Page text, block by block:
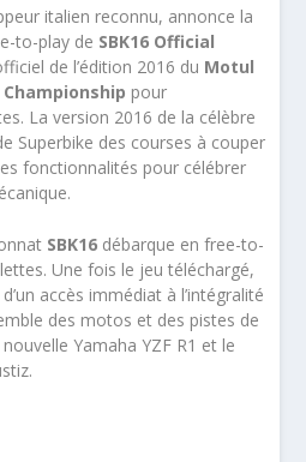
italien reconnu, annonce la
to-play de SBK16 Official
de l’édition 2016 du Motul
pour
La version 2016 de la célèbre
Superbike des courses à couper
fonctionnalités pour célébrer
SBK16 débarque en free-to-
Une fois le jeu téléchargé,
accès immédiat à l’intégralité
des motos et des pistes de
Yamaha YZF R1 et le